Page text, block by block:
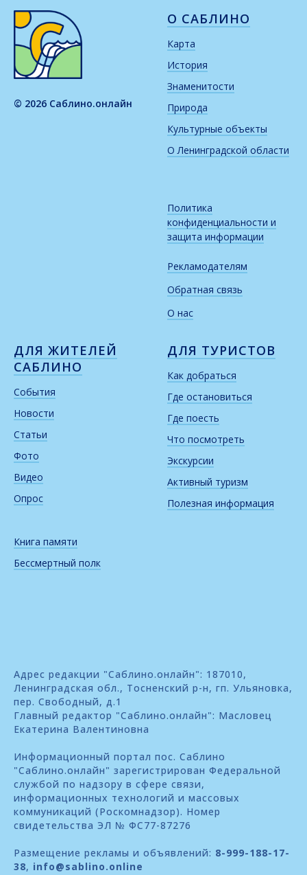
© 2026 Саблино.онлайн
О САБЛИНО
Карта
История
Знаменитости
Природа
Культурные объекты
О Ленинградской области
Политика
конфиденциальности и
защита информации
Рекламодателям
Обратная связь
О нас
ДЛЯ ЖИТЕЛЕЙ
САБЛИНО
События
Новости
Статьи
Фото
Видео
Опрос
Книга памяти
Бессмертный полк
ДЛЯ ТУРИСТОВ
Как добраться
Где остановиться
Где поесть
Что посмотреть
Экскурсии
Активный туризм
Полезная информация
Адрес редакции "Саблино.онлайн": 187010,
Ленинградская обл., Тосненский р-н, гп. Ульяновка,
пер. Свободный, д.1
Главный редактор "Саблино.онлайн": Масловец
Екатерина Валентиновна
Информационный портал пос. Саблино
"Саблино.онлайн" зарегистрирован Федеральной
службой по надзору в сфере связи,
информационных технологий и массовых
коммуникаций (Роскомнадзор). Номер
свидетельства ЭЛ № ФС77-87276
Размещение рекламы и объявлений: 8-999-188-17-
38, info@sablino.online